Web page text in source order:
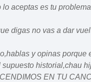
aceptas es tu
digas no vas a dar
y opinas porque
historial,chau
EN TU